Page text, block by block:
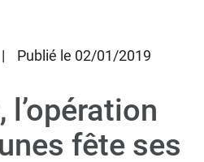
| Publié le 02/01/2019
l’opération
fête ses